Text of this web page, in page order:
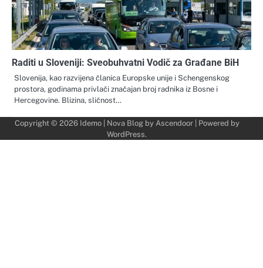
Raditi u Sloveniji: Sveobuhvatni Vodič za Građane BiH
Slovenija, kao razvijena članica Europske unije i Schengenskog
prostora, godinama privlači značajan broj radnika iz Bosne i
Hercegovine. Blizina, sličnost…
Copyright © 2026 Idemo| Nova Blog by Ascendoor| Powered by
WordPress.